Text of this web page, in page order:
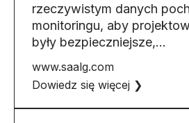
rzeczywistym danych
monitoringu, aby
były bezpieczniejsze,…
www.saalg.com
Dowiedz się więcej ❯